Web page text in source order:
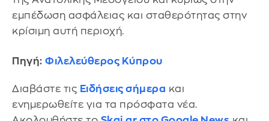
εμπέδωση ασφάλειας και σταθερότητας στην
κρίσιμη αυτή περιοχή.
Πηγή: Φιλελεύθερος Κύπρου
Διαβάστε τις Ειδήσεις σήμερα και
ενημερωθείτε για τα πρόσφατα νέα.